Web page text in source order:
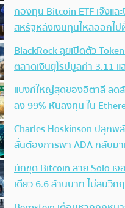
กองทุน Bitcoin ETF เจ๊งแล
สหรัฐหลังเงินทุนไหลออกไป
BlackRock ลุยเปิดตัว
ตลาดเงินยุโรปมูลค่า 3.11
แบงก์ใหญ่สุดของอิตาลี ลด
ลง 99% หันลงทุน ใน
Charles Hoskinson ปลุกพ
ลั่นต้องการพา ADA กลับม
นักขุด Bitcoin สาย Solo เ
เดียว 6.6 ล้านบาท ไม่สนวิ